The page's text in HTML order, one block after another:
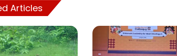
Articles